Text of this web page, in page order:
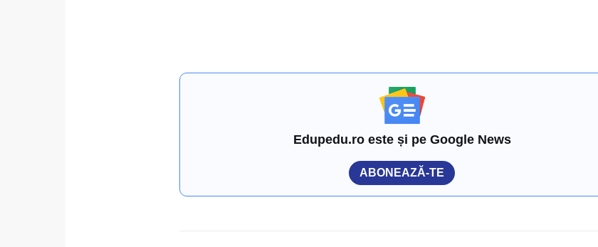
Edupedu.ro este și pe Google News
ABONEAZĂ-TE